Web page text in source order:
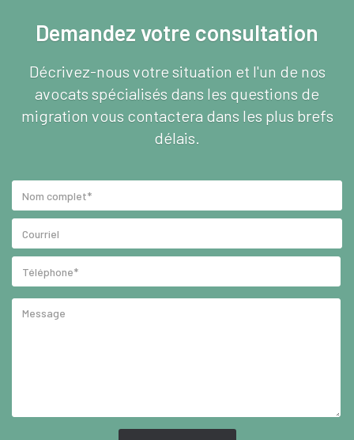
Demandez votre consultation
Décrivez-nous votre situation et l'un de nos
avocats spécialisés dans les questions de
migration vous contactera dans les plus brefs
délais.